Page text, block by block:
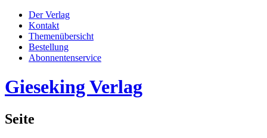
Der Verlag
Kontakt
Themenübersicht
Bestellung
Abonnentenservice
Gieseking Verlag
Seite